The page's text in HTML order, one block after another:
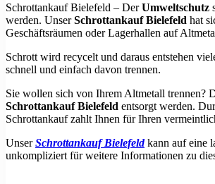
Schrottankauf Bielefeld – DerUmweltschutz
werden. UnserSchrottankauf Bielefeld hat
Geschäftsräumen oder Lagerhallen auf
Schrott wird recycelt und daraus entstehen
schnell und einfach davon trennen.
Sie wollen sich von Ihrem Altmetall trennen?
Schrottankauf Bielefeld entsorgt werden.
Schrottankauf zahlt Ihnen für Ihren
UnserSchrottankaufBielefeldkann auf eine
unkompliziert für weitere Informationen zu